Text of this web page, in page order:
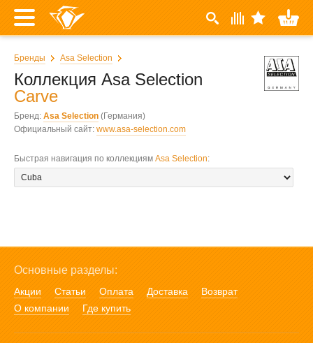
Бренды Asa Selection
Коллекция Asa Selection
Carve
Бренд: Asa Selection (Германия)
Официальный сайт: www.asa-selection.com
Быстрая навигация по коллекциям Asa Selection:
Основные разделы:
Акции Статьи Оплата Доставка
Возврат
О компании
Где купить